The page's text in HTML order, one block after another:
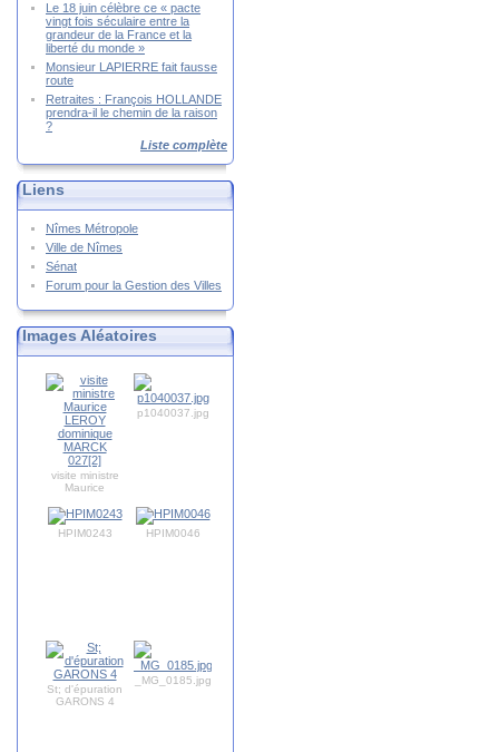
Le 18 juin célèbre ce « pacte
vingt fois séculaire entre la
grandeur de la France et la
liberté du monde »
Monsieur LAPIERRE fait fausse
route
Retraites : François HOLLANDE
prendra-il le chemin de la raison
?
Liste complète
Liens
Nîmes Métropole
Ville de Nîmes
Sénat
Forum pour la Gestion des Villes
Images Aléatoires
visite ministre
Maurice
dominique
MARCK 027[2]
p1040037.jpg
HPIM0243 HPIM0046
St; d'épuration
GARONS 4
_MG_0185.jpg